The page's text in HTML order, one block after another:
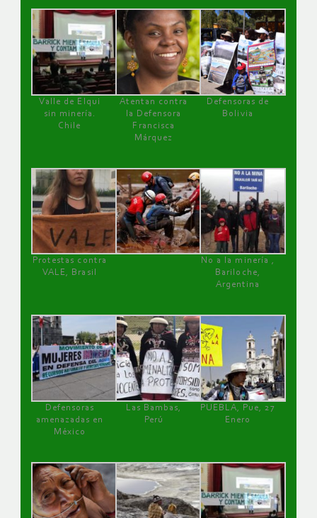
Valle de Elqui
sin minería.
Chile
Atentan contra
la Defensora
Francisca
Márquez
Defensoras de
Bolivia
Protestas contra
VALE, Brasil
No a la minería ,
Bariloche,
Argentina
Defensoras
amenazadas en
México
Las Bambas,
Perú
PUEBLA, Pue, 27
Enero